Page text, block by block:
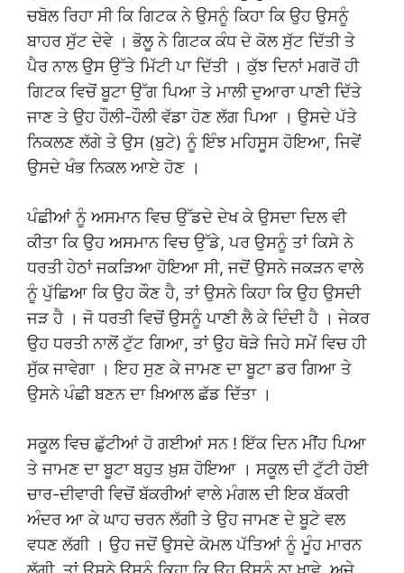
ਚਬੋਲ ਰਿਹਾ ਸੀ ਕਿ ਗਿਟਕ ਨੇ ਉਸਨੂੰ ਕਿਹਾ ਕਿ ਉਹ ਉਸਨੂੰ
ਬਾਹਰ ਸੁੱਟ ਦੇਵੇ । ਭੋਲੂ ਨੇ ਗਿਟਕ ਕੰਧ ਦੇ ਕੋਲ ਸੁੱਟ ਦਿੱਤੀ ਤੇ
ਪੈਰ ਨਾਲ ਉਸ ਉੱਤੇ ਮਿੱਟੀ ਪਾ ਦਿੱਤੀ । ਕੁੱਝ ਦਿਨਾਂ ਮਗਰੋਂ ਹੀ
ਗਿਟਕ ਵਿਚੋਂ ਬੂਟਾ ਉੱਗ ਪਿਆ ਤੇ ਮਾਲੀ ਦੁਆਰਾ ਪਾਣੀ ਦਿੱਤੇ
ਜਾਣ ਤੇ ਉਹ ਹੌਲੀ-ਹੌਲੀ ਵੱਡਾ ਹੋਣ ਲੱਗ ਪਿਆ । ਉਸਦੇ ਪੱਤੇ
ਨਿਕਲਣ ਲੱਗੇ ਤੇ ਉਸ (ਬੁਟੇ) ਨੂੰ ਇੰਝ ਮਹਿਸੂਸ ਹੋਇਆ, ਜਿਵੇਂ
ਉਸਦੇ ਖੰਭ ਨਿਕਲ ਆਏ ਹੋਣ ।
ਪੰਛੀਆਂ ਨੂੰ ਅਸਮਾਨ ਵਿਚ ਉੱਡਦੇ ਦੇਖ ਕੇ ਉਸਦਾ ਦਿਲ ਵੀ
ਕੀਤਾ ਕਿ ਉਹ ਅਸਮਾਨ ਵਿਚ ਉੱਡੇ, ਪਰ ਉਸਨੂੰ ਤਾਂ ਕਿਸੇ ਨੇ
ਧਰਤੀ ਹੇਠਾਂ ਜਕੜਿਆ ਹੋਇਆ ਸੀ, ਜਦੋਂ ਉਸਨੇ ਜਕੜਨ ਵਾਲੇ
ਨੂੰ ਪੁੱਛਿਆ ਕਿ ਉਹ ਕੌਣ ਹੈ, ਤਾਂ ਉਸਨੇ ਕਿਹਾ ਕਿ ਉਹ ਉਸਦੀ
ਜੜ ਹੈ । ਜੋ ਧਰਤੀ ਵਿਚੋਂ ਉਸਨੂੰ ਪਾਣੀ ਲੈ ਕੇ ਦਿੰਦੀ ਹੈ । ਜੇਕਰ
ਉਹ ਧਰਤੀ ਨਾਲੋਂ ਟੁੱਟ ਗਿਆ, ਤਾਂ ਉਹ ਥੋੜੇ ਜਿਹੇ ਸਮੇਂ ਵਿਚ ਹੀ
ਸੁੱਕ ਜਾਵੇਗਾ । ਇਹ ਸੁਣ ਕੇ ਜਾਮਣ ਦਾ ਬੂਟਾ ਡਰ ਗਿਆ ਤੇ
ਉਸਨੇ ਪੰਛੀ ਬਣਨ ਦਾ ਖ਼ਿਆਲ ਛੱਡ ਦਿੱਤਾ ।
ਸਕੂਲ ਵਿਚ ਛੁੱਟੀਆਂ ਹੋ ਗਈਆਂ ਸਨ ! ਇੱਕ ਦਿਨ ਮੀਂਹ ਪਿਆ
ਤੇ ਜਾਮਣ ਦਾ ਬੂਟਾ ਬਹੁਤ ਖ਼ੁਸ਼ ਹੋਇਆ । ਸਕੂਲ ਦੀ ਟੁੱਟੀ ਹੋਈ
ਚਾਰ-ਦੀਵਾਰੀ ਵਿਚੋਂ ਬੱਕਰੀਆਂ ਵਾਲੇ ਮੰਗਲ ਦੀ ਇਕ ਬੱਕਰੀ
ਅੰਦਰ ਆ ਕੇ ਘਾਹ ਚਰਨ ਲੱਗੀ ਤੇ ਉਹ ਜਾਮਣ ਦੇ ਬੂਟੇ ਵਲ
ਵਧਣ ਲੱਗੀ । ਉਹ ਜਦੋਂ ਉਸਦੇ ਕੋਮਲ ਪੱਤਿਆਂ ਨੂੰ ਮੂੰਹ ਮਾਰਨ